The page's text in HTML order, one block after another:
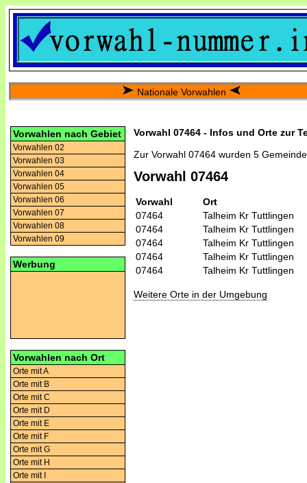
Nationale Vorwahlen
Vorwahlen nach Gebiet
Vorwahlen 02
Vorwahlen 03
Vorwahlen 04
Vorwahlen 05
Vorwahlen 06
Vorwahlen 07
Vorwahlen 08
Vorwahlen 09
Werbung
Vorwahlen nach Ort
Orte mit A
Orte mit B
Orte mit C
Orte mit D
Orte mit E
Orte mit F
Orte mit G
Orte mit H
Orte mit I
Vorwahl 07464 - Infos und Orte zur
Zur Vorwahl 07464 wurden 5
Vorwahl 07464
Vorwahl
Ort
07464
Talheim Kr Tuttlingen
07464
Talheim Kr Tuttlingen
07464
Talheim Kr Tuttlingen
07464
Talheim Kr Tuttlingen
07464
Talheim Kr Tuttlingen
Weitere Orte in der Umgebung